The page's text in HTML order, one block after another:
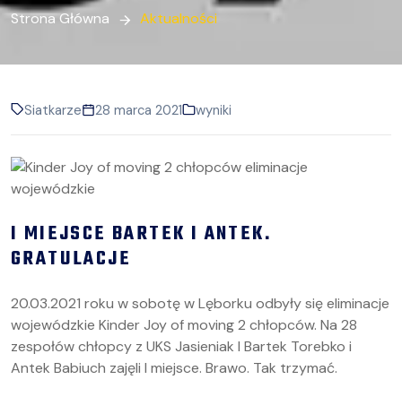
Strona Główna Aktualności
Siatkarze 28 marca 2021 wyniki
I MIEJSCE BARTEK I ANTEK.
GRATULACJE
20.03.2021 roku w sobotę w Lęborku odbyły się eliminacje
wojewódzkie Kinder Joy of moving 2 chłopców. Na 28
zespołów chłopcy z UKS Jasieniak I Bartek Torebko i
Antek Babiuch zajęli I miejsce. Brawo. Tak trzymać.